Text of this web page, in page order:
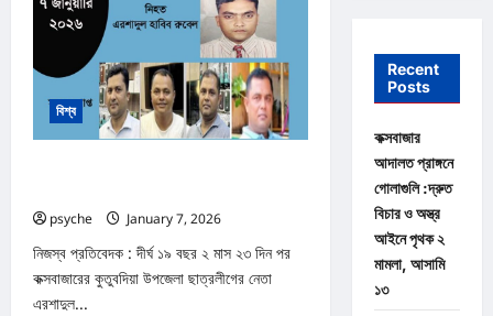
বিশ্ব
psyche
January 7, 2026
নিজস্ব প্রতিবেদক : দীর্ঘ ১৯ বছর ২ মাস ২৩ দিন পর
কক্সবাজারের কুতুবদিয়া উপজেলা ছাত্রলীগের নেতা
এরশাদুল...
Recent
Posts
কক্সবাজার
আদালত প্রাঙ্গনে
গোলাগুলি :দ্রুত
বিচার ও অস্ত্র
আইনে পৃথক ২
মামলা, আসামি
১৩